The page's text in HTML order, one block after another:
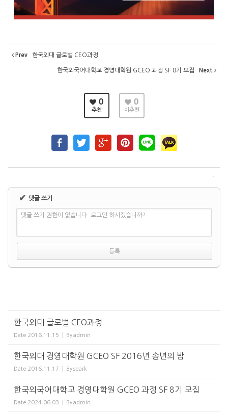
Prev 한국외대 글로벌 CEO과정
한국외국어대학교 경영대학원 GCEO 과정 SF 8기 모집 Next
0
추천
0
비추천
✔ 댓글 쓰기
댓글 쓰기 권한이 없습니다. 로그인 하시겠습니까?
한국외대 글로벌 CEO과정
Date 2016.11.15 Byadmin
한국외대 경영대학원 GCEO SF 2016년 송년의 밤
Date 2016.11.17 Byspark
한국외국어대학교 경영대학원 GCEO 과정 SF 8기 모집
Date 2024.06.03 Byadmin